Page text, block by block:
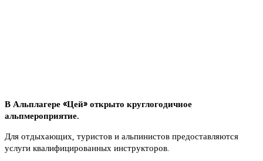
В Альплагере «Цей» открыто круглогодичное
альпмероприятие.
Для отдыхающих, туристов и альпинистов предоставляются
услуги квалифицированных инструкторов.